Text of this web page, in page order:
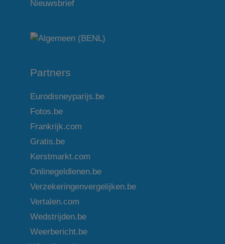
Nieuwsbrief
Partners
Eurodisneyparijs.be
Fotos.be
Frankrijk.com
Gratis.be
Kerstmarkt.com
Onlinegeldlenen.be
Verzekeringenvergelijken.be
Vertalen.com
Wedstrijden.be
Weerbericht.be